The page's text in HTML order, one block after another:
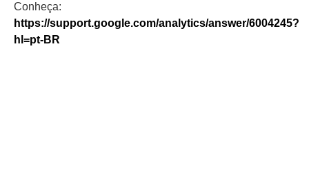
Conheça:
https://support.google.com/analytics/answer/6004245?
hl=pt-BR